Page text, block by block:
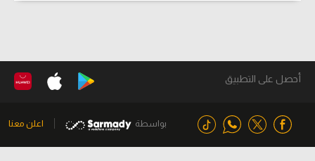
أحصل على التطبيق
بواسطة اعلن معنا